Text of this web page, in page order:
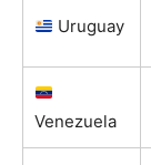
Uruguay
Venezuela